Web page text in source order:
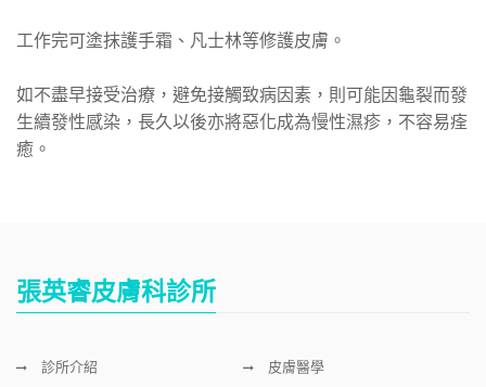
工作完可塗抹護手霜、凡士林等修護皮膚。
如不盡早接受治療，避免接觸致病因素，則可能因龜裂而發
生續發性感染，長久以後亦將惡化成為慢性濕疹，不容易痊
癒。
張英睿皮膚科診所
診所介紹 皮膚醫學